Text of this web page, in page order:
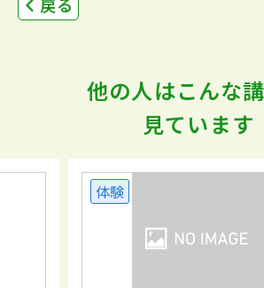
他の人はこんな
見ています
体験